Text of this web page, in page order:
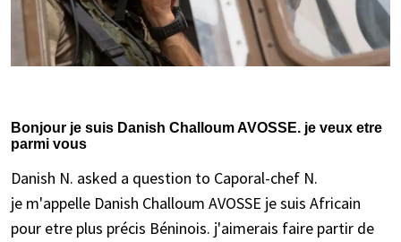
Bonjour je suis Danish Challoum AVOSSE. je veux etre
parmi vous
Danish N. asked a question to Caporal-chef N.
je m'appelle Danish Challoum AVOSSE je suis Africain
pour etre plus précis Béninois. j'aimerais faire partir de